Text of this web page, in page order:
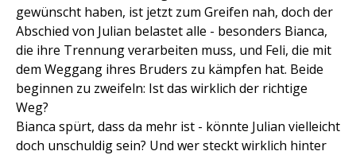
gewünscht haben, ist jetzt zum Greifen nah, doch der
Abschied von Julian belastet alle - besonders Bianca,
die ihre Trennung verarbeiten muss, und Feli, die mit
dem Weggang ihres Bruders zu kämpfen hat. Beide
beginnen zu zweifeln: Ist das wirklich der richtige
Weg?
Bianca spürt, dass da mehr ist - könnte Julian vielleicht
doch unschuldig sein? Und wer steckt wirklich hinter